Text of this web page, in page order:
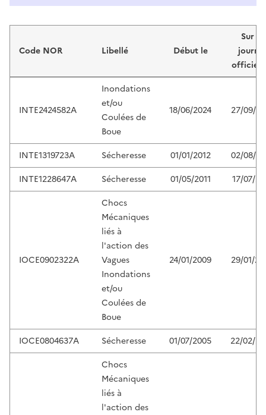
Code NOR Libellé Début le
Sur le
journal
officiel
INTE2424582A
Inondations
et/ou
Coulées de
Boue
18/06/2024 27/09/
INTE1319723A Sécheresse 01/01/2012
02/08/
INTE1228647A
Sécheresse 01/05/2011 17/07/
IOCE0902322A
Chocs
Mécaniques
liés à
l'action des
Vagues
Inondations
et/ou
Coulées de
Boue
24/01/2009 29/01/
IOCE0804637A Sécheresse 01/07/2005 22/02/
Chocs
Mécaniques
liés à
l'action des